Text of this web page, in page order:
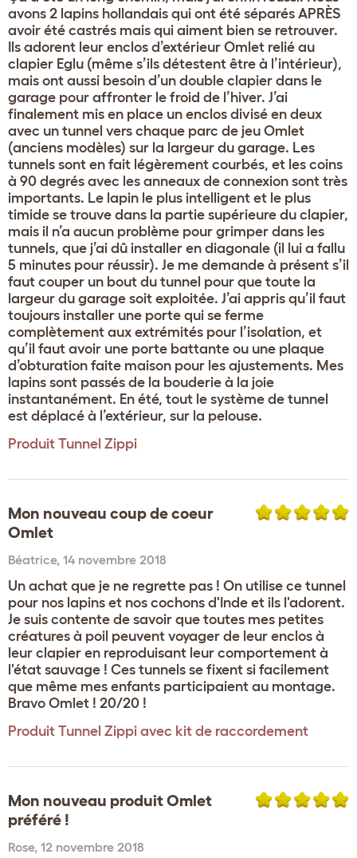
avons 2 lapins hollandais qui ont été séparés APRÈS
avoir été castrés mais qui aiment bien se retrouver.
Ils adorent leur enclos d’extérieur Omlet relié au
clapier Eglu (même s’ils détestent être à l’intérieur),
mais ont aussi besoin d’un double clapier dans le
garage pour affronter le froid de l’hiver. J’ai
finalement mis en place un enclos divisé en deux
avec un tunnel vers chaque parc de jeu Omlet
(anciens modèles) sur la largeur du garage. Les
tunnels sont en fait légèrement courbés, et les coins
à 90 degrés avec les anneaux de connexion sont très
importants. Le lapin le plus intelligent et le plus
timide se trouve dans la partie supérieure du clapier,
mais il n’a aucun problème pour grimper dans les
tunnels, que j’ai dû installer en diagonale (il lui a fallu
5 minutes pour réussir). Je me demande à présent s’il
faut couper un bout du tunnel pour que toute la
largeur du garage soit exploitée. J’ai appris qu’il faut
toujours installer une porte qui se ferme
complètement aux extrémités pour l’isolation, et
qu’il faut avoir une porte battante ou une plaque
d’obturation faite maison pour les ajustements. Mes
lapins sont passés de la bouderie à la joie
instantanément. En été, tout le système de tunnel
est déplacé à l’extérieur, sur la pelouse.
Produit Tunnel Zippi
Mon nouveau coup de coeur
Omlet
Béatrice, 14 novembre 2018
Un achat que je ne regrette pas ! On utilise ce tunnel
pour nos lapins et nos cochons d'Inde et ils l'adorent.
Je suis contente de savoir que toutes mes petites
créatures à poil peuvent voyager de leur enclos à
leur clapier en reproduisant leur comportement à
l'état sauvage ! Ces tunnels se fixent si facilement
que même mes enfants participaient au montage.
Bravo Omlet ! 20/20 !
Produit Tunnel Zippi avec kit de raccordement
Mon nouveau produit Omlet
préféré !
Rose, 12 novembre 2018